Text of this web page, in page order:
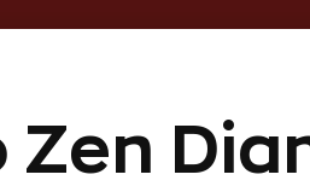
Hediye Önerileri Evlilik Teklifi